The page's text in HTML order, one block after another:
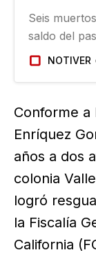
Seis
saldo del
marzo en
Ensenada,
NOTIVER
Conforme a
Enríquez
años a dos
colonia
logró
la Fiscalía
California